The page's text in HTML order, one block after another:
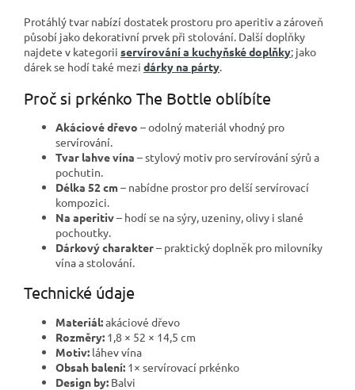
Protáhlý tvar nabízí dostatek prostoru pro aperitiv a zároveň
působí jako dekorativní prvek při stolování. Další doplňky
najdete v kategorii servírování a kuchyňské doplňky; jako
dárek se hodí také mezi dárky na párty.
Proč si prkénko The Bottle oblíbíte
Akáciové dřevo – odolný materiál vhodný pro
servírování.
Tvar lahve vína – stylový motiv pro servírování sýrů a
pochutin.
Délka 52 cm– nabídne prostor pro delší servírovací
kompozici.
Na aperitiv– hodí se na sýry, uzeniny, olivy i slané
pochoutky.
Dárkový charakter– praktický doplněk pro milovníky
vína a stolování.
Technické údaje
Materiál:akáciové dřevo
Rozměry: 1,8 × 52 × 14,5 cm
Motiv: láhev vína
Obsah balení: 1× servírovací prkénko
Design by: Balvi